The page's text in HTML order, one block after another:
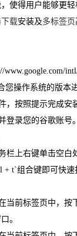
使得用户能够更轻
载安装及多标签页
您操作系统的版本
，按照提示完成安
登录您的谷歌账号。
栏上右键单击空白
+ t`组合键即可快
当前标签页中，按
。